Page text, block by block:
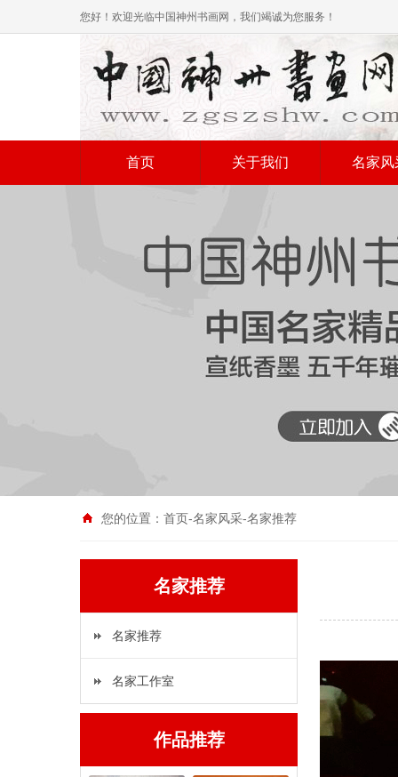
您好！欢迎光临中国神州书画网，我们竭诚为您服务！
首页 关于我们 名家风
您的位置： 首页-名家风采-名家推荐
名家推荐
名家推荐
名家工作室
作品推荐